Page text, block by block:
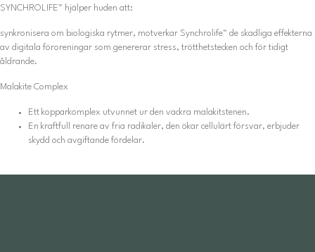
SYNCHROLIFE™ hjälper huden att:
synkronisera om biologiska rytmer, motverkar Synchrolife™ de skadliga effekterna
av digitala föroreningar som genererar stress, trötthetstecken och för tidigt
åldrande.
Malakite Complex
Ett kopparkomplex utvunnet ur den vackra malakitstenen.
En kraftfull renare av fria radikaler, den ökar cellulärt försvar, erbjuder
skydd och avgiftande fördelar.